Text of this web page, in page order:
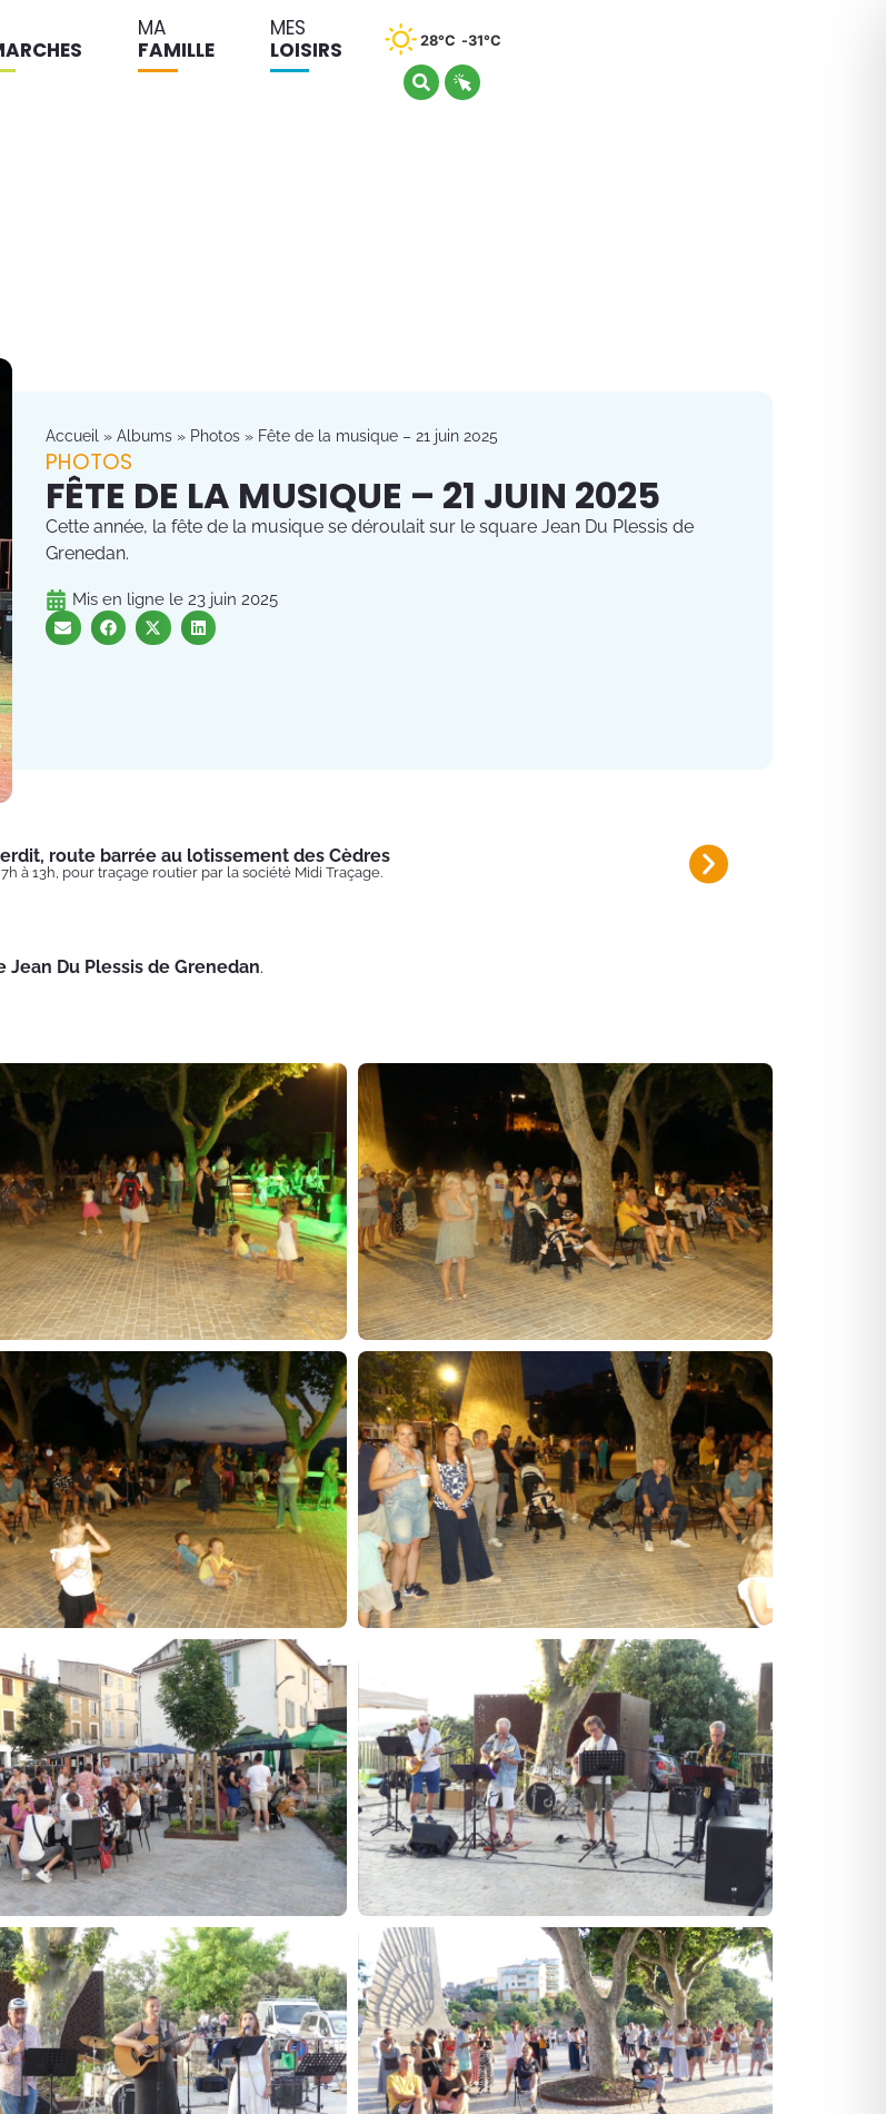
MA
FAMILLE
MES
LOISIRS
28°C 31°C
Accueil » Albums » Photos » Fête de la musique – 21 juin 2025
PHOTOS
FÊTE DE LA MUSIQUE – 21 JUIN 2025
Cette année, la fête de la musique se déroulait sur le square Jean Du Plessis de
Grenedan.
Mis en ligne le 23 juin 2025
route barrée au lotissement des Cèdres
à 13h, pour traçage routier par la société Midi Traçage.
Fermeture de route La
Du mardi 4 au jeudi 6 août 2026
Jean Du Plessis de Grenedan.